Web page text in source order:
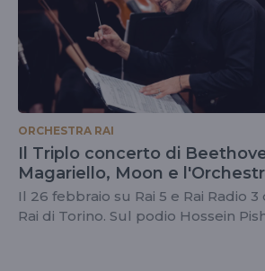
ORCHESTRA RAI
Il Triplo concerto di
Magariello, Moon e
Il 26 febbraio su Rai 5 e Rai Radio
Rai di Torino. Sul podio Hossein